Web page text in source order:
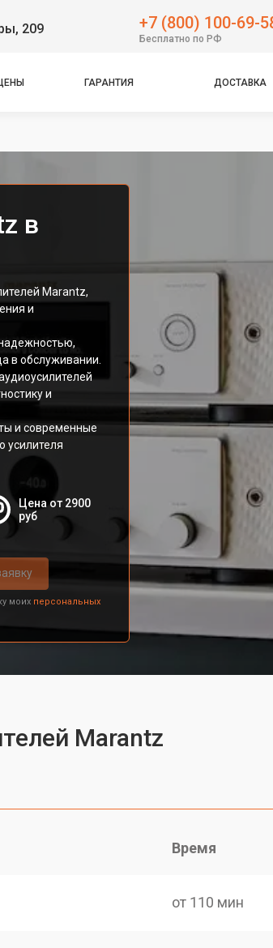
209 +7 (800) 100-69-
Бесплатно по РФ
ГАРАНТИЯ ДОСТАВКА
в
Marantz,
и
в обслуживании.
и
и современные
усилителя
Цена от 2900
руб
моих персональных
Marantz
Время
от 110 мин